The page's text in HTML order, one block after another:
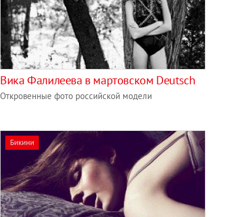
Вика Фалилеева в мартовском Deutsch
Откровенные фото российской модели
Бикини